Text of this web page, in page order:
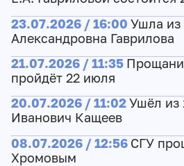
23.07.2026 / 16:00 Ушла из
Александровна Гаврилова
21.07.2026 / 11:35
пройдёт 22 июля
20.07.2026 / 11:02Ушёл из
Иванович Кащеев
08.07.2026 / 12:56 СГУ
Хромовым